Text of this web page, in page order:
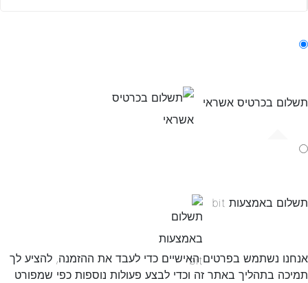
תשלום בכרטיס אשראי
תשלום באמצעות bit
אנחנו נשתמש בפרטים האישיים כדי לעבד את ההזמנה, להציע לך
תמיכה בתהליך באתר זה וכדי לבצע פעולות נוספות כפי שמפורט